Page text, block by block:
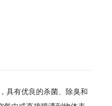
具有优良的杀菌、除臭和